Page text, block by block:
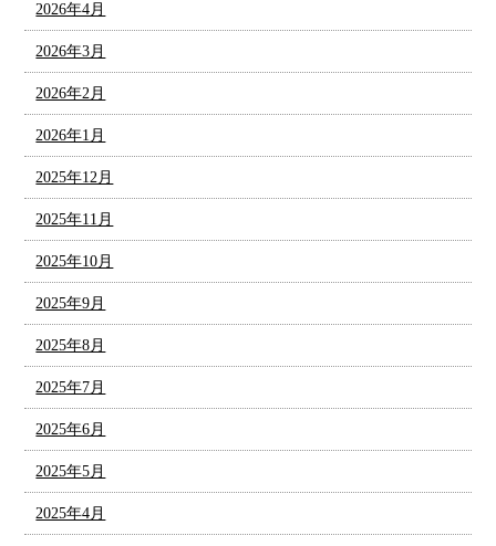
2026年4月
2026年3月
2026年2月
2026年1月
2025年12月
2025年11月
2025年10月
2025年9月
2025年8月
2025年7月
2025年6月
2025年5月
2025年4月